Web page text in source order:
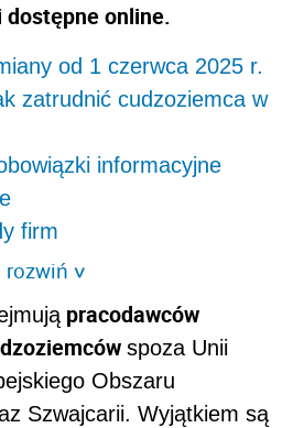
online.
od 1 czerwca 2025 r.
zatrudnić cudzoziemca w
informacyjne
firm
rozwiń>
pracodawców
spoza Unii
Obszaru
Szwajcarii. Wyjątkiem są